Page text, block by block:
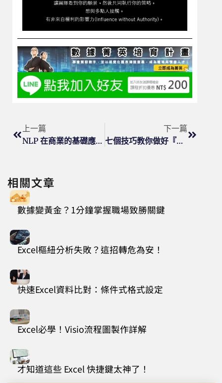
上一篇
NLP 在商業的基礎應用(下)
下一篇
七個技巧教你做好『專案簡報』
相關文章
數據變黃金？1分鐘掌握職場致勝關鍵
Excel樞紐分析失敗？這招轉危為安！
快速Excel資料比對：條件式格式設定
Excel必學！Visio流程圖製作詳解
才知道這些 Excel 快捷鍵太神了！